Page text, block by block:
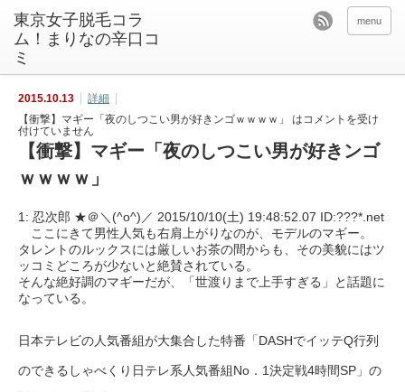
東京女子脱毛コラ
ム！まりなの辛口コ
ミ
menu
2015.10.13
詳細
【衝撃】マギー「夜のしつこい男が好きンゴｗｗｗｗ」 はコメントを受け
付けていません
【衝撃】マギー「夜のしつこい男が好きンゴ
ｗｗｗｗ」
1: 忍次郎 ★＠＼(^o^)／ 2015/10/10(土) 19:48:52.07 ID:???*.net
ここにきて男性人気も右肩上がりなのが、モデルのマギー。
タレントのルックスには厳しいお茶の間からも、その美貌にはツ
ッコミどころが少ないと絶賛されている。
そんな絶好調のマギーだが、「世渡りまで上手すぎる」と話題に
なっている。
日本テレビの人気番組が大集合した特番「DASHでイッテQ行列
のできるしゃべくり日テレ系人気番組No．1決定戦4時間SP」の